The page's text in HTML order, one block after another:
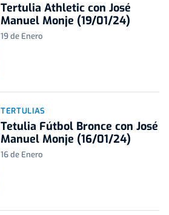
Tertulia Athletic con José
Manuel Monje (19/01/24)
19 de Enero
TERTULIAS
Tetulia Fútbol Bronce con José
Manuel Monje (16/01/24)
16 de Enero